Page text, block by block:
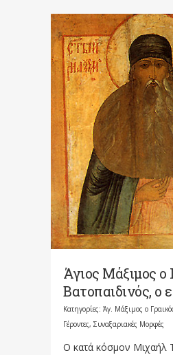
Άγιος Μάξιμος ο
Βατοπαιδινός, ο
Κατηγορίες: Άγ. Μάξιμος ο
Γέροντες, Συναξαριακές Μορφές
Ο κατά κόσμον Μιχαήλ